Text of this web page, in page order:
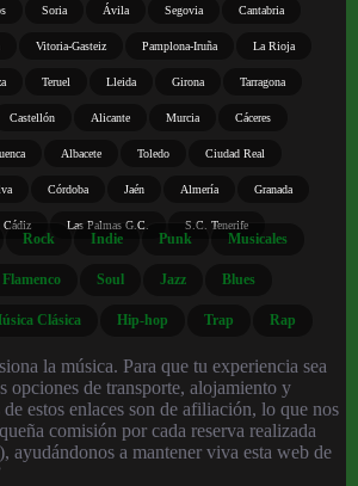
Soria Ávila Segovia Cantabria
Vitoria-Gasteiz Pamplona-Iruña La Rioja
Teruel Lleida Girona Tarragona
Castellón Alicante Murcia Cáceres
Albacete Toledo Ciudad Real
Córdoba Jaén Almería Granada
Cádiz Las Palmas G.C. S.C. Tenerife
Rock Indie Punk Musicales
Flamenco Soul Jazz Blues
Clásica Hip-hop Trap Rap
la música. Para que tu experiencia sea
opciones de transporte, alojamiento y
estos enlaces son de afiliación, lo que nos
comisión por cada reserva realizada
ayudándonos a mantener viva esta web de